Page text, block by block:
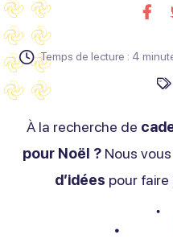
Temps de lecture : 4
À la recherche de
pour Noël ? Nous
d’idées pour faire